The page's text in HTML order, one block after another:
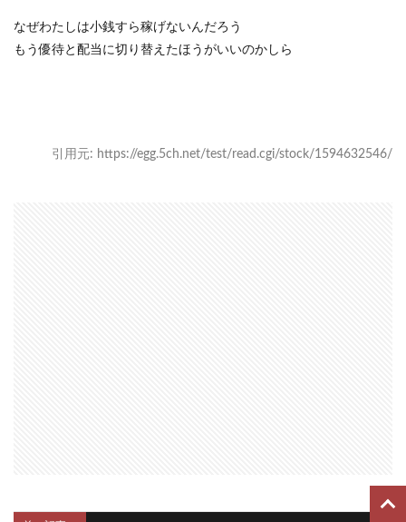
なぜわたしは小銭すら稼げないんだろう
もう優待と配当に切り替えたほうがいいのかしら
引用元: https://egg.5ch.net/test/read.cgi/stock/1594632546/